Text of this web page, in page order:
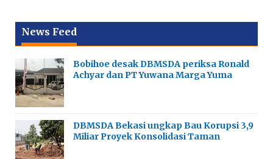
News Feed
Bobihoe desak DBMSDA periksa Ronald
Achyar dan PT Yuwana Marga Yuma
DBMSDA Bekasi ungkap Bau Korupsi 3,9
Miliar Proyek Konsolidasi Taman